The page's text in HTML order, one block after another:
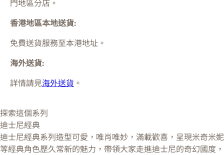
門地區分店。
香港地區本地送貨:
免費送貨服務至本港地址。
海外送貨:
詳情請見海外送貨 。
探索這個系列
迪士尼經典
迪士尼經典系列造型可愛，唯肖唯妙，滿載歡喜，呈現米奇米妮
等經典角色歷久常新的魅力，帶領大家走進迪士尼的奇幻國度，